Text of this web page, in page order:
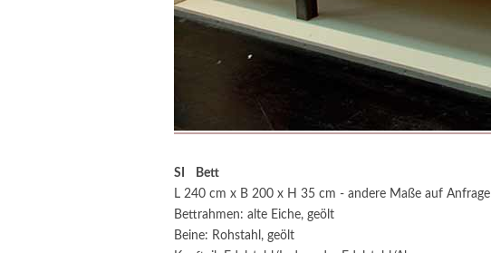
SI Bett
L 240 cm x B 200 x H 35 cm - andere Maße auf Anfrage
Bettrahmen: alte Eiche, geölt
Beine: Rohstahl, geölt